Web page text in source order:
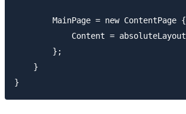
        MainPage = new ContentPage {
            Content = absoluteLayout
        };
    }